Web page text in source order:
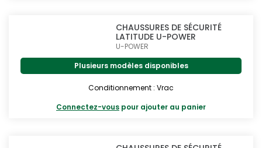
CHAUSSURES DE SÉCURITÉ
LATITUDE U-POWER
U-POWER
Plusieurs modèles disponibles
Conditionnement : Vrac
Connectez-vous pour ajouter au panier